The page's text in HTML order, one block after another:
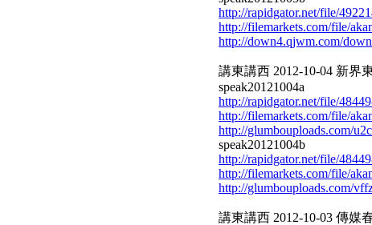
http://rapidgator.net/file/
http://filemarkets.com/file/
http://down4.qjwm.com/
講東講西 2012-10-04 新界
speak20121004a
http://rapidgator.net/file/
http://filemarkets.com/file/
http://glumbouploads.com/
speak20121004b
http://rapidgator.net/file/
http://filemarkets.com/file/
http://glumbouploads.com/
講東講西 2012-10-03 傳媒